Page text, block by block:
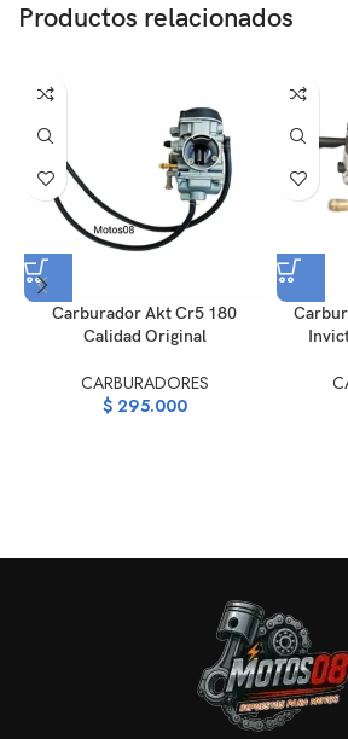
Productos relacionados
Carburador Akt Cr5 180
Calidad Original
CARBURADORES
$295.000